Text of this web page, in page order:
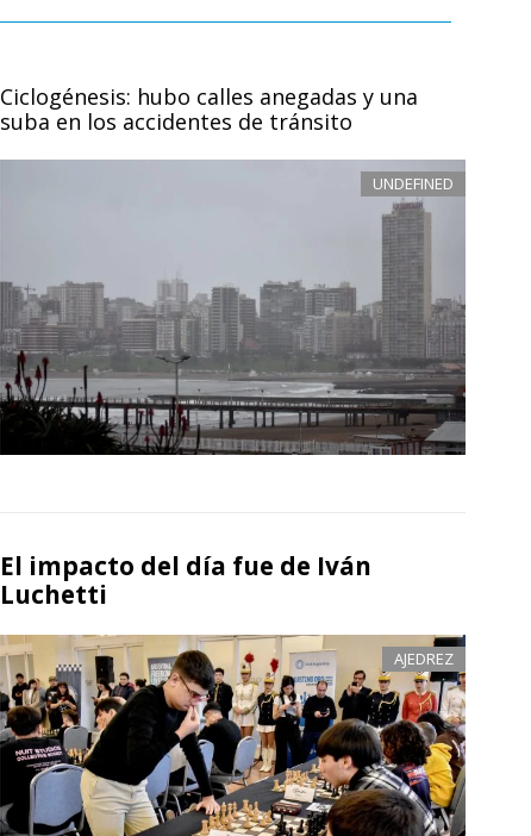
Ciclogénesis: hubo calles anegadas y una
suba en los accidentes de tránsito
UNDEFINED
El impacto del día fue de Iván
Luchetti
AJEDREZ